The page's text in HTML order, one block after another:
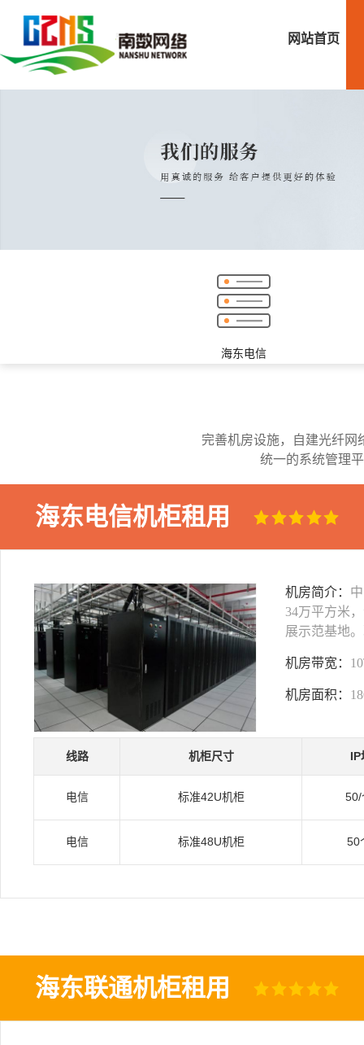
网站首页
海东电信
完善机房设施，自建光纤网
统一的系统管理
海东电信机柜租用
机房简介：
34万平方米
展示范基地
机房带宽：
机房面积：
线路 机柜尺寸 IP
电信 标准42U机柜 50/
电信 标准48U机柜 50
海东联通机柜租用